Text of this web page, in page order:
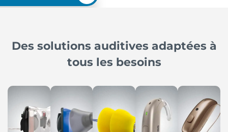
Des solutions auditives adaptées à
tous les besoins